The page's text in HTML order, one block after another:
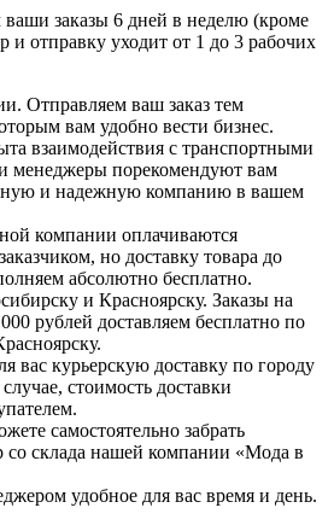
заказы 6 дней в неделю (кроме
и отправку уходит от 1 до 3 рабочих
Отправляем ваш заказ тем
вам удобно вести бизнес.
взаимодействия с транспортными
менеджеры порекомендуют вам
и надежную компанию в вашем
компании оплачиваются
но доставку товара до
абсолютно бесплатно.
и Красноярску. Заказы на
рублей доставляем бесплатно по
вас курьерскую доставку по городу
стоимость доставки
самостоятельно забрать
со склада нашей компании «Мода в
удобное для вас время и день.